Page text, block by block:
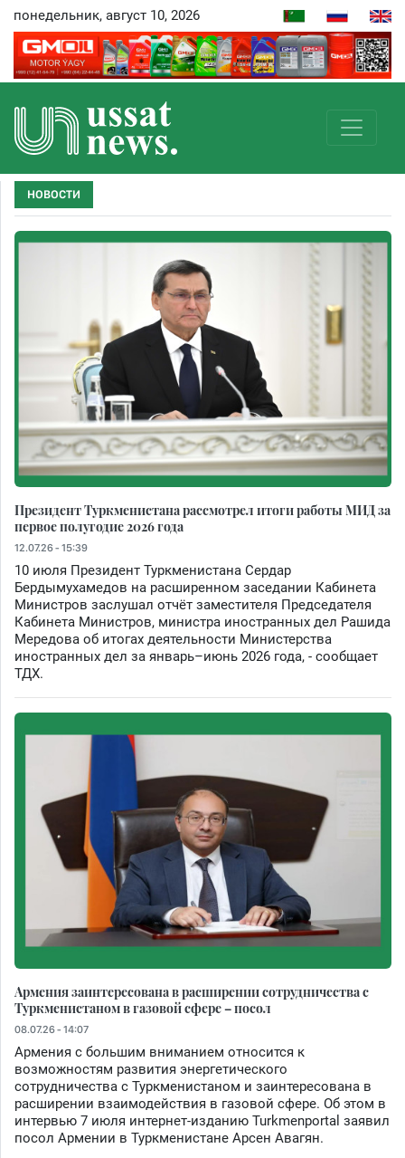
понедельник, август 10, 2026
НОВОСТИ
Президент Туркменистана рассмотрел итоги работы МИД за
первое полугодие 2026 года
12.07.26 - 15:39
10 июля Президент Туркменистана Сердар
Бердымухамедов на расширенном заседании Кабинета
Министров заслушал отчёт заместителя Председателя
Кабинета Министров, министра иностранных дел Рашида
Мередова об итогах деятельности Министерства
иностранных дел за январь–июнь 2026 года, - сообщает
ТДХ.
Армения заинтересована в расширении сотрудничества с
Туркменистаном в газовой сфере – посол
08.07.26 - 14:07
Армения с большим вниманием относится к
возможностям развития энергетического
сотрудничества с Туркменистаном и заинтересована в
расширении взаимодействия в газовой сфере. Об этом в
интервью 7 июля интернет-изданию Turkmenportal заявил
посол Армении в Туркменистане Арсен Авагян.